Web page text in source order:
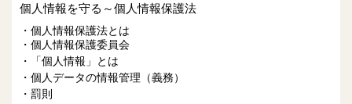
個人情報を守る～個人情報保護法
個人情報保護法とは
個人情報保護委員会
「個人情報」とは
個人データの情報管理（義務）
罰則